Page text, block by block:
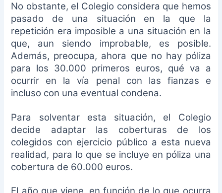
No obstante, el Colegio considera que hemos
pasado de una situación en la que la
repetición era imposible a una situación en la
que, aun siendo improbable, es posible.
Además, preocupa, ahora que no hay póliza
para los 30.000 primeros euros, qué va a
ocurrir en la vía penal con las fianzas e
incluso con una eventual condena.
Para solventar esta situación, el Colegio
decide adaptar las coberturas de los
colegidos con ejercicio público a esta nueva
realidad, para lo que se incluye en póliza una
cobertura de 60.000 euros.